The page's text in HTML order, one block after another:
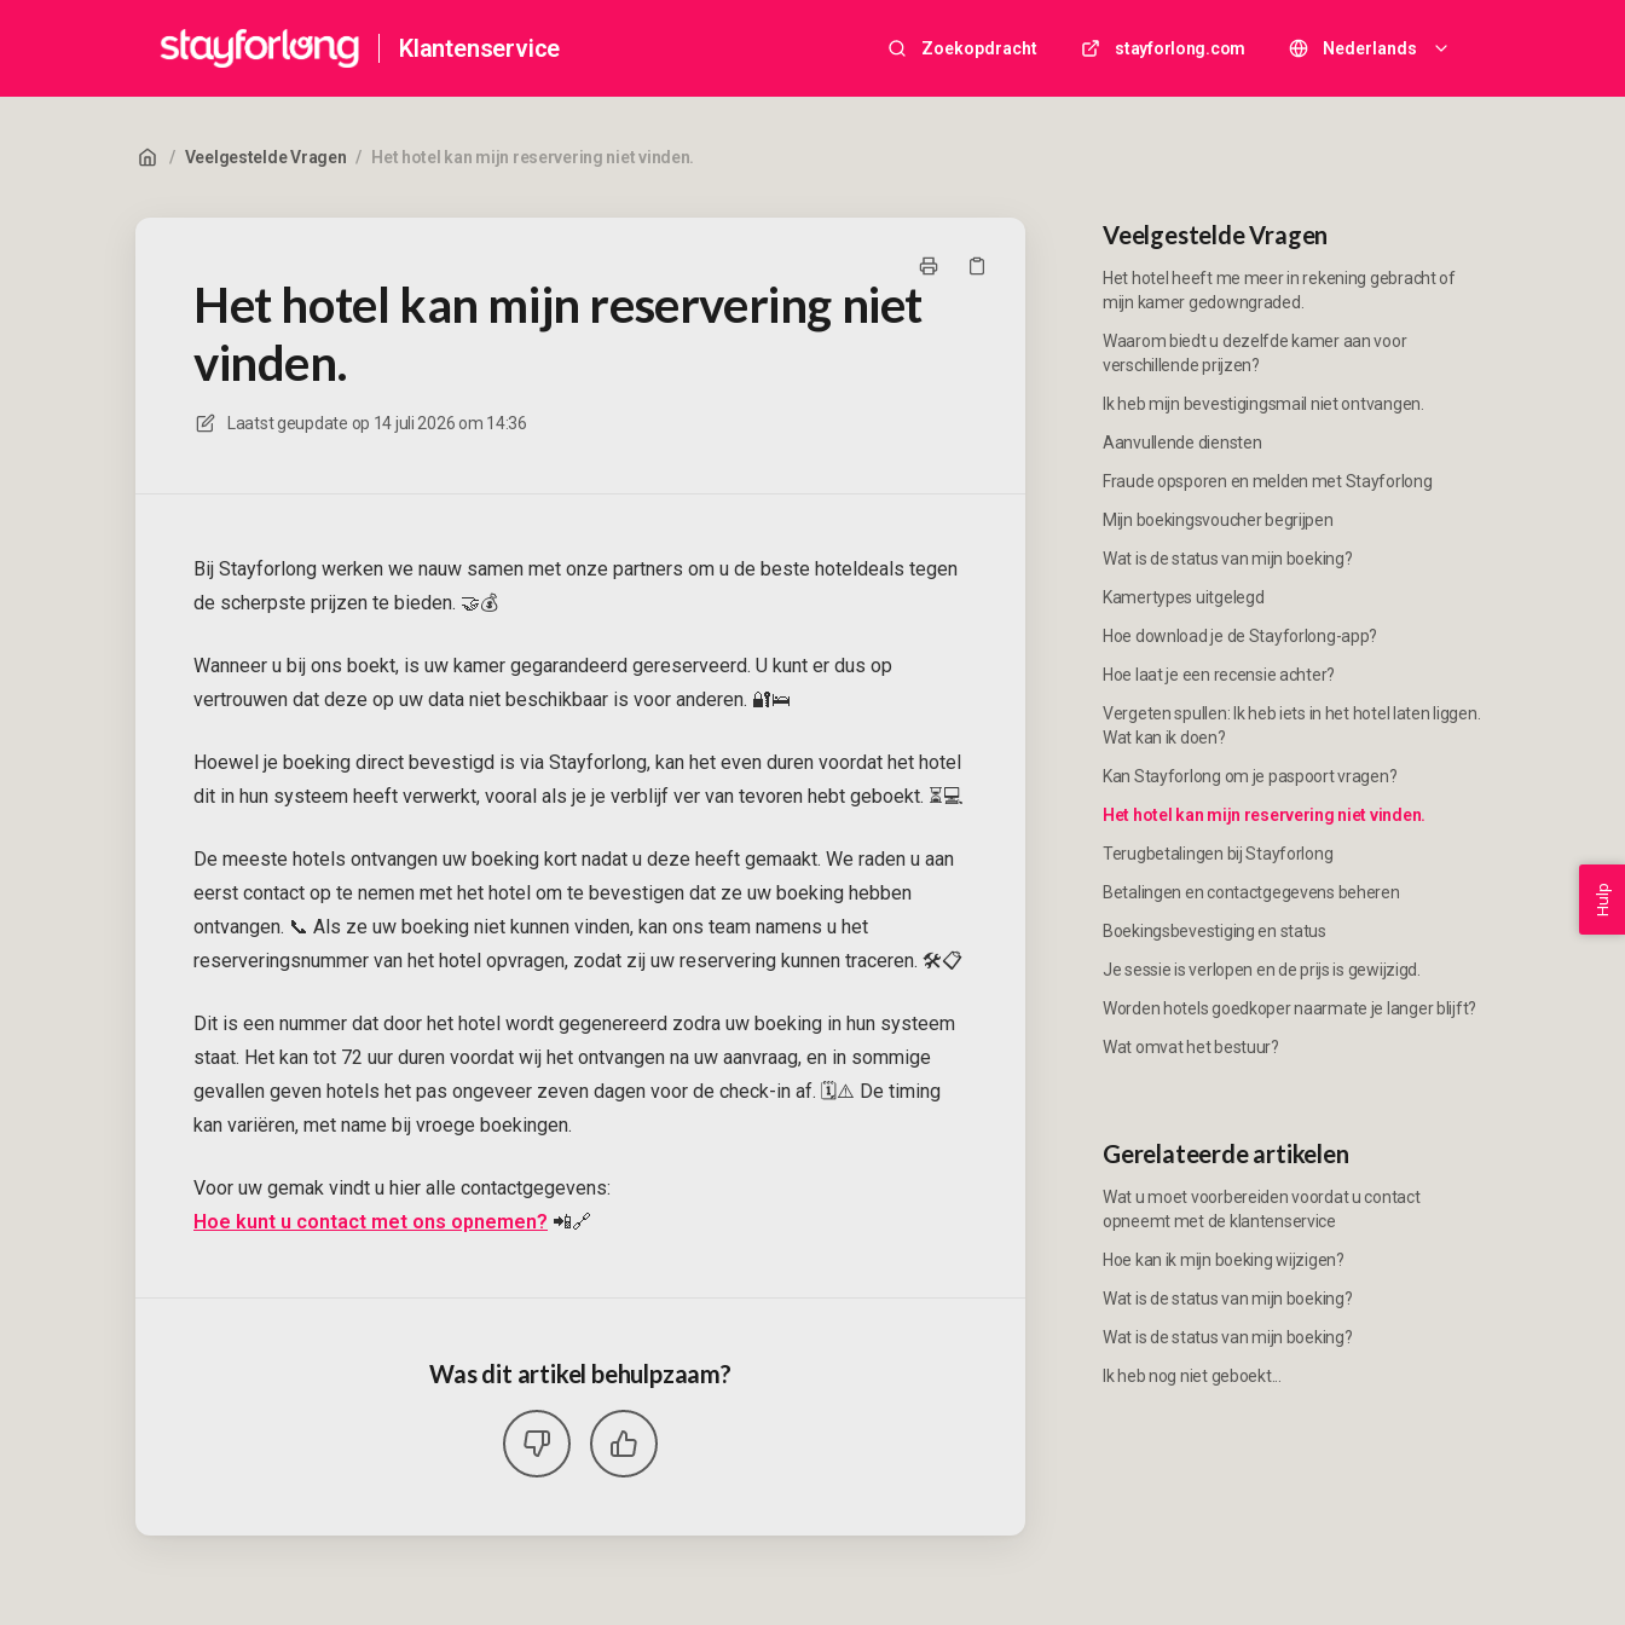
Klantenservice Zoekopdracht stayforlong.com Nederlands
/ Veelgestelde Vragen / Het hotel kan mijn reservering niet vinden.
Het hotel kan mijn reservering niet
vinden.
Laatst geupdate op 14 juli 2026 om 14:36
Bij Stayforlong werken we nauw samen met onze partners om u de beste hoteldeals tegen
de scherpste prijzen te bieden. 🤝💰
Wanneer u bij ons boekt, is uw kamer gegarandeerd gereserveerd. U kunt er dus op
vertrouwen dat deze op uw data niet beschikbaar is voor anderen. 🔐🛌
Hoewel je boeking direct bevestigd is via Stayforlong, kan het even duren voordat het hotel
dit in hun systeem heeft verwerkt, vooral als je je verblijf ver van tevoren hebt geboekt. ⏳💻
De meeste hotels ontvangen uw boeking kort nadat u deze heeft gemaakt. We raden u aan
eerst contact op te nemen met het hotel om te bevestigen dat ze uw boeking hebben
ontvangen. 📞 Als ze uw boeking niet kunnen vinden, kan ons team namens u het
reserveringsnummer van het hotel opvragen, zodat zij uw reservering kunnen traceren. 🛠️📋
Dit is een nummer dat door het hotel wordt gegenereerd zodra uw boeking in hun systeem
staat. Het kan tot 72 uur duren voordat wij het ontvangen na uw aanvraag, en in sommige
gevallen geven hotels het pas ongeveer zeven dagen voor de check-in af. 🗓️⚠️ De timing
kan variëren, met name bij vroege boekingen.
Voor uw gemak vindt u hier alle contactgegevens:
Hoe kunt u contact met ons opnemen? 📲🔗
Was dit artikel behulpzaam?
Veelgestelde Vragen
Het hotel heeft me meer in rekening gebracht of
mijn kamer gedowngraded.
Waarom biedt u dezelfde kamer aan voor
verschillende prijzen?
Ik heb mijn bevestigingsmail niet ontvangen.
Aanvullende diensten
Fraude opsporen en melden met Stayforlong
Mijn boekingsvoucher begrijpen
Wat is de status van mijn boeking?
Kamertypes uitgelegd
Hoe download je de Stayforlong-app?
Hoe laat je een recensie achter?
Vergeten spullen: Ik heb iets in het hotel laten liggen.
Wat kan ik doen?
Kan Stayforlong om je paspoort vragen?
Het hotel kan mijn reservering niet vinden.
Terugbetalingen bij Stayforlong
Betalingen en contactgegevens beheren
Boekingsbevestiging en status
Je sessie is verlopen en de prijs is gewijzigd.
Worden hotels goedkoper naarmate je langer blijft?
Wat omvat het bestuur?
Gerelateerde artikelen
Wat u moet voorbereiden voordat u contact
opneemt met de klantenservice
Hoe kan ik mijn boeking wijzigen?
Wat is de status van mijn boeking?
Wat is de status van mijn boeking?
Ik heb nog niet geboekt...
Hulp